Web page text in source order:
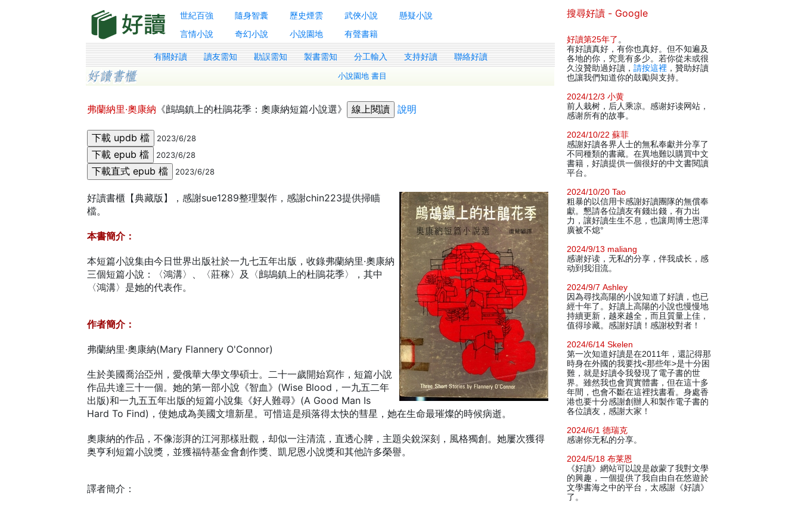
世紀百強 隨身智囊 歷史煙雲 武俠小說
懸疑小說
言情小說
奇幻小說 小說園地 有聲書籍
有關好讀 讀友需知 勘誤需知 製書需知 分工輸入 支持好讀 聯絡好讀
小說園地 書目
弗蘭納里·奧康納 《鷓鴣鎮上的杜鵑花季：奧康納短篇小說選》 說明
2023/6/28
2023/6/28
2023/6/28
好讀書櫃【典藏版】，感謝sue1289整理製作，感謝chin223提供掃瞄
檔。
本書簡介：
本短篇小說集由今日世界出版社於一九七五年出版，收錄弗蘭納里·奧康納
三個短篇小說：〈鴻溝〉、〈莊稼〉及〈鷓鴣鎮上的杜鵑花季〉，其中
〈鴻溝〉是她的代表作。
作者簡介：
弗蘭納里·奧康納(Mary Flannery O'Connor)
生於美國喬治亞州，愛俄華大學文學碩士。二十一歲開始寫作，短篇小說
作品共達三十一個。她的第一部小說《智血》(Wise Blood，一九五二年
出版)和一九五五年出版的短篇小說集《好人難尋》(A Good Man Is
Hard To Find)，使她成為美國文壇新星。可惜這是殞落得太快的彗星，她在生命最璀燦的時候病逝。
奧康納的作品，不像澎湃的江河那樣壯觀，却似一注清流，直透心脾，主題尖銳深刻，風格獨創。她屢次獲得
奥亨利短篇小說獎，並獲福特基金會創作獎、凱尼恩小說獎和其他許多榮譽。
譯者簡介：
搜尋好讀 - Google
好讀第25年了 。
有好讀真好，有你也真好。但不知遍及
各地的你，究竟有多少。若你從未或很
久沒贊助過好讀， 請按這裡 ，贊助好讀
也讓我們知道你的鼓勵與支持。
2024/12/3 小黄
前人栽树，后人乘凉。感谢好读网站，
感谢所有的故事。
2024/10/22 蘇菲
感謝好讀各界人士的無私奉獻并分享了
不同種類的書藏。在異地難以購買中文
書籍，好讀提供一個很好的中文書閱讀
平台。
2024/10/20 Tao
粗暴的以信用卡感謝好讀團隊的無償奉
獻。懇請各位讀友有錢出錢，有力出
力，讓好讀生生不息，也讓周博士恩澤
廣被不熄°
2024/9/13 maliang
感谢好读，无私的分享，伴我成长，感
动到我泪流。
2024/9/7 Ashley
因為尋找高陽的小說知道了好讀，也已
經十年了。好讀上高陽的小說也慢慢地
持續更新，越來越全，而且質量上佳，
值得珍藏。感謝好讀！感謝校對者！
2024/6/14 Skelen
第一次知道好讀是在2011年，還記得那
時身在外國的我要找<那些年>是十分困
難，就是好讀令我發現了電子書的世
界。雖然我也會買實體書，但在這十多
年間，也會不斷在這裡找書看。身處香
港也要十分感謝創辦人和製作電子書的
各位讀友，感謝大家！
2024/6/1 德瑞克
感谢你无私的分享。
2024/5/18 布莱恩
《好讀》網站可以說是啟蒙了我對文學
的興趣，一個提供了我自由自在悠遊於
文學書海之中的平台，太感謝《好讀》
了。